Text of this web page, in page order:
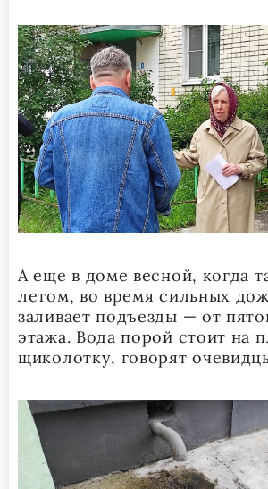
А еще в доме весной, когда
летом, во время сильных
заливает подъезды — от
этажа. Вода порой стоит на
щиколотку, говорят